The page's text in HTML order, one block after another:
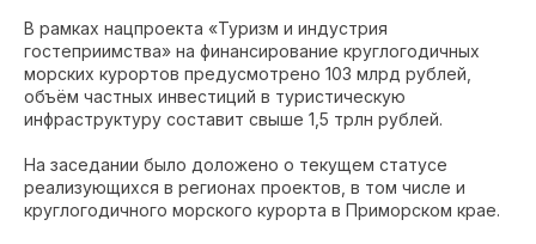
В рамках нацпроекта «Туризм и индустрия
гостеприимства» на финансирование круглогодичных
морских курортов предусмотрено 103 млрд рублей,
объём частных инвестиций в туристическую
инфраструктуру составит свыше 1,5 трлн рублей.
На заседании было доложено о текущем статусе
реализующихся в регионах проектов, в том числе и
круглогодичного морского курорта в Приморском крае.